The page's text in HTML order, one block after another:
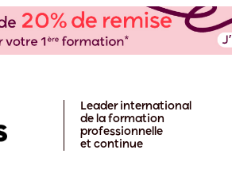
Leader international
de la formation
professionnelle
et continue